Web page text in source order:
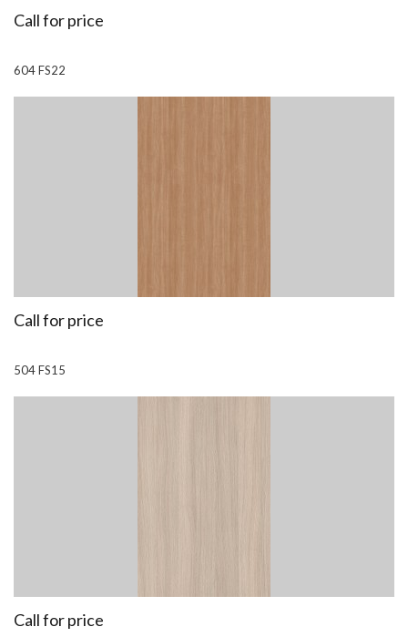
Call for price
604 FS22
Call for price
504 FS15
Call for price